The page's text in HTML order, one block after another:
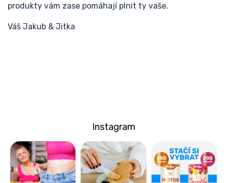
produkty vám zase pomáhají plnit ty vaše.
Váš Jakub & Jitka
Instagram